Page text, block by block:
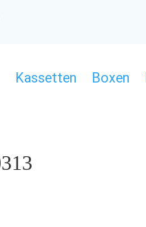
Kassetten Boxen